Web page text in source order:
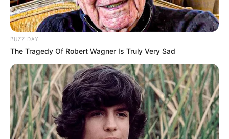
BUZZ DAY
The Tragedy Of Robert Wagner Is Truly Very Sad